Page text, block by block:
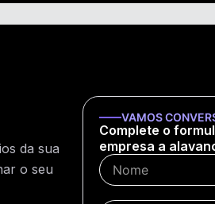
da sua
o seu
VAMOS
Complete o
empresa a